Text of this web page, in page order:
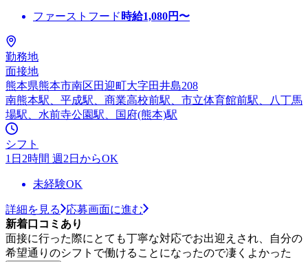
ファーストフード 時給1,080円〜
勤務地
面接地
熊本県熊本市南区田迎町大字田井島208
南熊本駅、平成駅、商業高校前駅、市立体育館前駅、八丁馬
場駅、水前寺公園駅、国府(熊本)駅
シフト
1日2時間 週2日からOK
未経験OK
詳細を見る
応募画面に進む
新着口コミあり
面接に行った際にとても丁寧な対応でお出迎えされ、自分の
希望通りのシフトで働けることになったので凄くよかった